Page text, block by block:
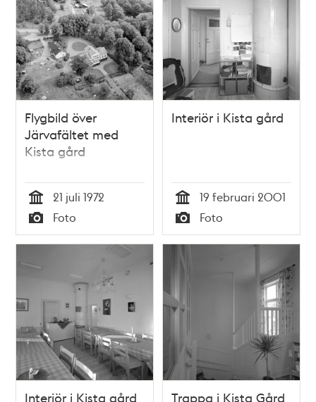
Flygbild över
Järvafältet med
Kista gård
Tid
21 juli 1972
Typ
Foto
Interiör i Kista gård
Tid
19 februari 2001
Typ
Foto
Interiör i Kista gård Trappa i Kista Gård